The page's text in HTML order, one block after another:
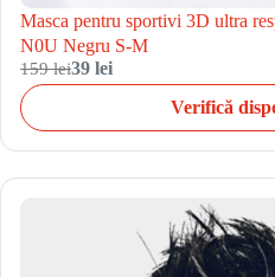
Masca pentru sportivi 3D ultra
N0U Negru S-M
159 lei39 lei
Verifică